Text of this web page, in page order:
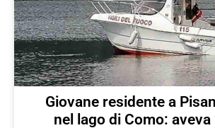
Giovane residente a
nel lago di Como: